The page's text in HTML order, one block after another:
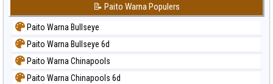
📝 Paito Warna Populers
Paito Warna Bullseye
Paito Warna Bullseye 6d
Paito Warna Chinapools
Paito Warna Chinapools 6d